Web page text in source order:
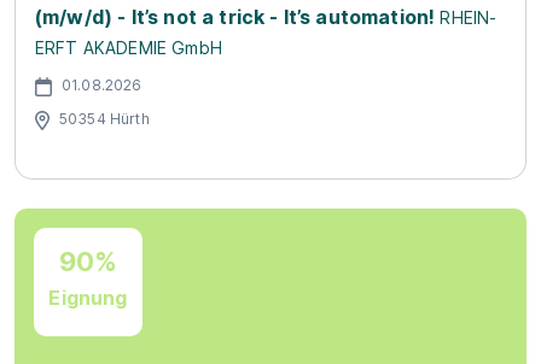
(m/w/d) - It’s not a trick - It’s automation! RHEIN-
ERFT AKADEMIE GmbH
01.08.2026
50354 Hürth
90%
Eignung